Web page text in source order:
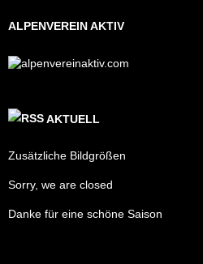
ALPENVEREIN AKTIV
AKTUELL
Zusätzliche Bildgrößen
Sorry, we are closed
Danke für eine schöne Saison